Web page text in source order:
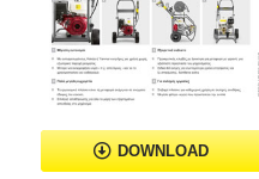
DOWNLOAD